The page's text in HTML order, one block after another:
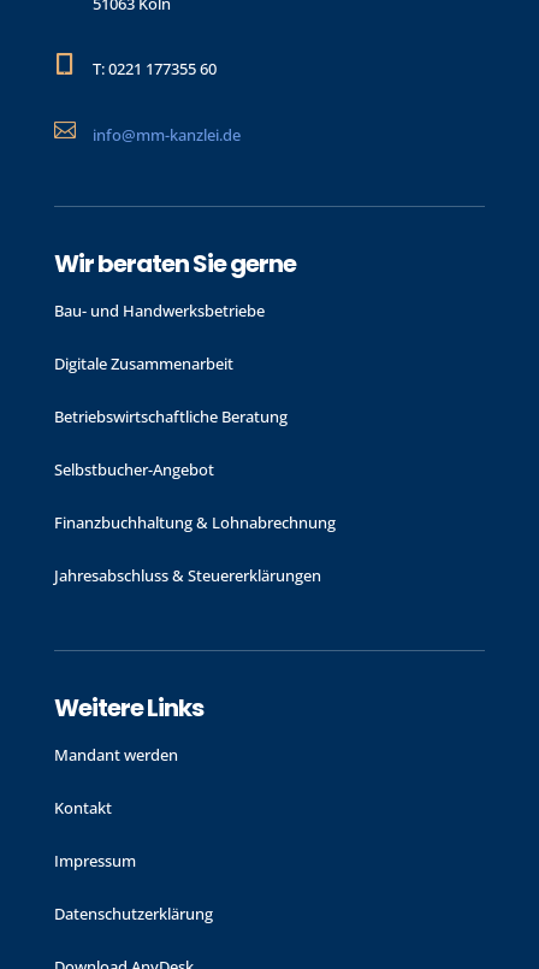
T: 0221 177355 60
 info@mm-kanzlei.de
Wir beraten Sie gerne
Bau- und Handwerks­betriebe
Digitale Zusammenarbeit
Betriebswirtschaftliche Beratung
Selbstbucher-Angebot
Finanzbuchhaltung & Lohnabrechnung
Jahres­abschluss & Steuer­erklärungen
Weitere Links
Mandant werden
Kontakt
Impressum
Datenschutzerklärung